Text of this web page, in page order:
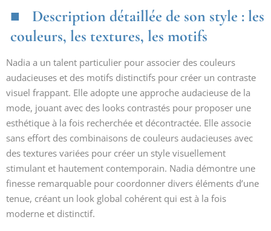
Description détaillée de son style : les
couleurs, les textures, les motifs
Nadia a un talent particulier pour associer des couleurs
audacieuses et des motifs distinctifs pour créer un contraste
visuel frappant. Elle adopte une approche audacieuse de la
mode, jouant avec des looks contrastés pour proposer une
esthétique à la fois recherchée et décontractée. Elle associe
sans effort des combinaisons de couleurs audacieuses avec
des textures variées pour créer un style visuellement
stimulant et hautement contemporain. Nadia démontre une
finesse remarquable pour coordonner divers éléments d’une
tenue, créant un look global cohérent qui est à la fois
moderne et distinctif.